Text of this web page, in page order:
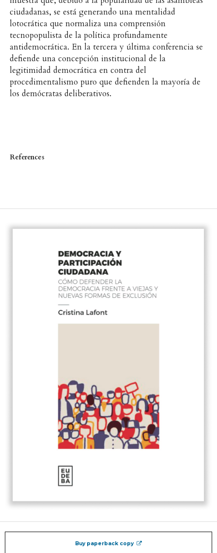
ciudadanas, se está generando una mentalidad
lotocrática que normaliza una comprensión
tecnopopulista de la política profundamente
antidemocrática. En la tercera y última conferencia se
defiende una concepción institucional de la
legitimidad democrática en contra del
procedimentalismo puro que defienden la mayoría de
los demócratas deliberativos.
References
Buy paperback copy